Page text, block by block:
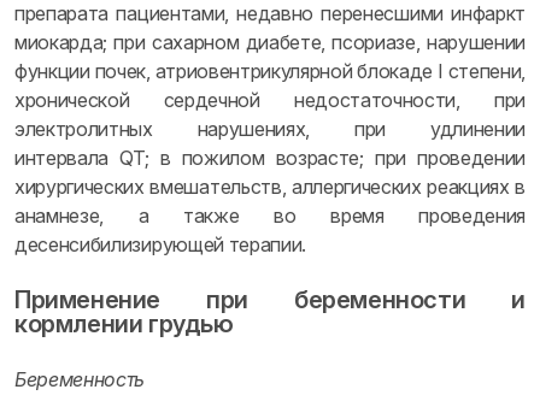
препарата пациентами, недавно перенесшими инфаркт
миокарда; при сахарном диабете, псориазе, нарушении
функции почек, атриовентрикулярной блокаде I степени,
хронической сердечной недостаточности, при
электролитных нарушениях, при удлинении
интервала QT; в пожилом возрасте; при проведении
хирургических вмешательств, аллергических реакциях в
анамнезе, а также во время проведения
десенсибилизирующей терапии.
Применение при беременности и
кормлении грудью
Беременность